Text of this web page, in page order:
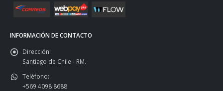
INFORMACIÓN DE CONTACTO
Dirección:
Santiago de Chile - RM.
Teléfono:
+569 4098 8688